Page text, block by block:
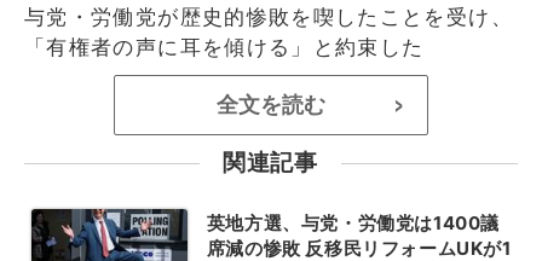
与党・労働党が歴史的惨敗を喫したことを受け、
「有権者の声に耳を傾ける」と約束した
全文を読む >
関連記事
英地方選、与党・労働党は1400議
席減の惨敗 反移民リフォームUKが1